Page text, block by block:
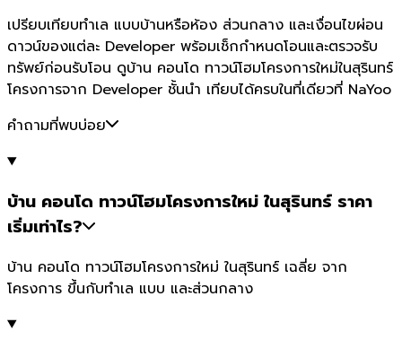
เปรียบเทียบทำเล แบบบ้านหรือห้อง ส่วนกลาง และเงื่อนไขผ่อน
ดาวน์ของแต่ละ Developer พร้อมเช็กกำหนดโอนและตรวจรับ
ทรัพย์ก่อนรับโอน ดูบ้าน คอนโด ทาวน์โฮมโครงการใหม่ในสุรินทร์
โครงการจาก Developer ชั้นนำ เทียบได้ครบในที่เดียวที่ NaYoo
คำถามที่พบบ่อย
บ้าน คอนโด ทาวน์โฮมโครงการใหม่ ในสุรินทร์ ราคา
เริ่มเท่าไร?
บ้าน คอนโด ทาวน์โฮมโครงการใหม่ ในสุรินทร์ เฉลี่ย จาก
โครงการ ขึ้นกับทำเล แบบ และส่วนกลาง